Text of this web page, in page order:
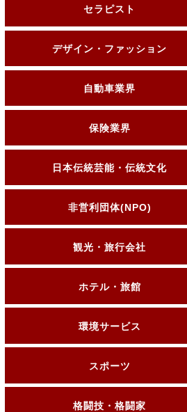
セラピスト
デザイン・ファッション
自動車業界
保険業界
日本伝統芸能・伝統文化
非営利団体(NPO)
観光・旅行会社
ホテル・旅館
環境サービス
スポーツ
格闘技・格闘家